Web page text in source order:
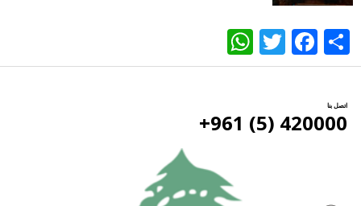
Share
Facebook
Twitter
اتصل بنا
420000 (5) 961+